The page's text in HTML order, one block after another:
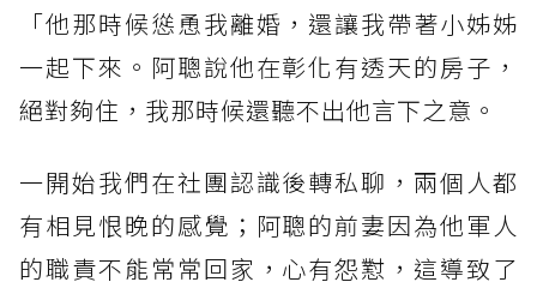
「他那時候慫恿我離婚，還讓我帶著小姊姊
一起下來。阿聰說他在彰化有透天的房子，
絕對夠住，我那時候還聽不出他言下之意。
一開始我們在社團認識後轉私聊，兩個人都
有相見恨晚的感覺；阿聰的前妻因為他軍人
的職責不能常常回家，心有怨懟，這導致了